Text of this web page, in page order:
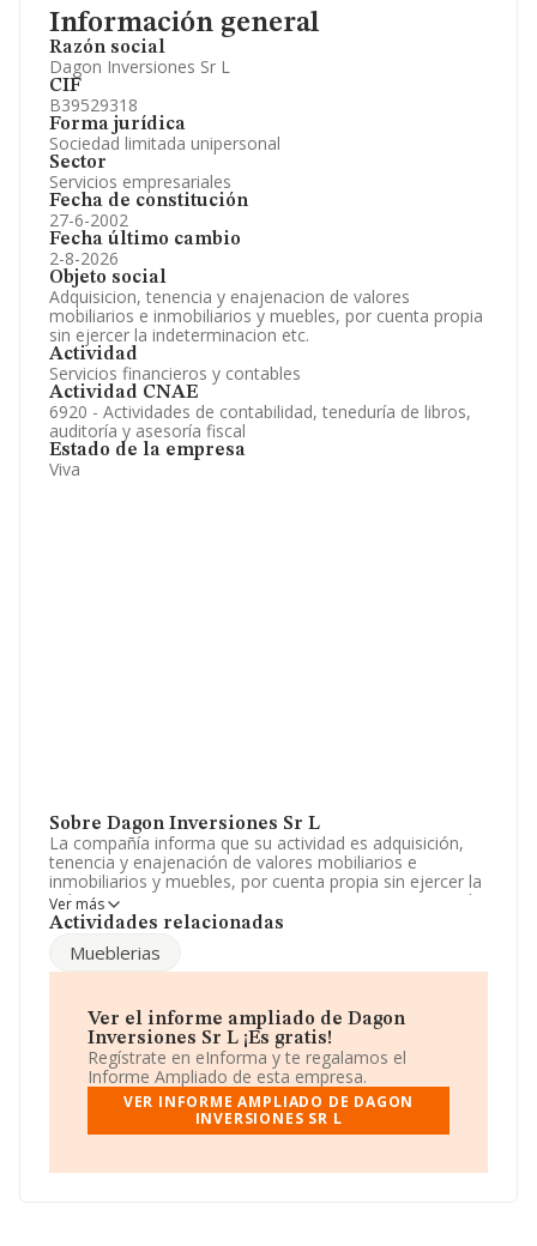
Información general
Razón social
Dagon Inversiones Sr L
CIF
B39529318
Forma jurídica
Sociedad limitada unipersonal
Sector
Servicios empresariales
Fecha de constitución
27-6-2002
Fecha último cambio
2-8-2026
Objeto social
Adquisicion, tenencia y enajenacion de valores
mobiliarios e inmobiliarios y muebles, por cuenta propia
sin ejercer la indeterminacion etc.
Actividad
Servicios financieros y contables
Actividad CNAE
6920 - Actividades de contabilidad, teneduría de libros,
auditoría y asesoría fiscal
Estado de la empresa
Viva
Sobre Dagon Inversiones Sr L
La compañía informa que su actividad es adquisición,
tenencia y enajenación de valores mobiliarios e
inmobiliarios y muebles, por cuenta propia sin ejercer la
indeterminacion etc. La empresa aparece inscrita en el
Registro Mercantil como Sociedad Limitada. Su CNAE
contabilidad, teneduría de libros, auditoría y asesoría
fiscal'. La empresa no tiene actividad en mercados
Respecto al rendimiento deDagon Inversiones Sr L
2021, comparado con el año anterior, ha tenido un
crecimiento en ventas del 110%.
Para llamar las oficinas se puede hacer a través del
número 918266344 y su email es
acceder a su página web en este enlace
Ver más
Actividades relacionadas
Mueblerias
Ver el informe ampliado de Dagon
Inversiones Sr L ¡Es gratis!
Regístrate en eInforma y te regalamos el
Informe Ampliado de esta empresa.
VER INFORME AMPLIADO DE DAGON
INVERSIONES SR L
Información oficial y registral complementaria.